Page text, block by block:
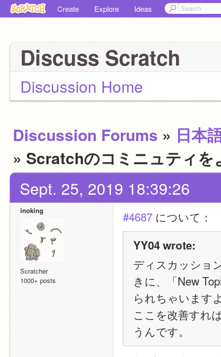
Create Explore Ideas
Discuss Scratch
Discussion Home
Discussion Forums » 日本
» Scratchのコミニュティ
Sept. 25, 2019 18:39:26
inoking
Scratcher
1000+ posts
#4687 について：
YY04 wrote:
ディスカッショ
きに、「New
られちゃいます
ここを改善すれ
うんです。